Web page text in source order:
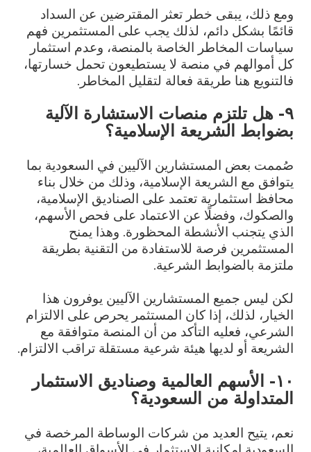
ومع ذلك، يبقى خطر تعثر المقترضين عن السداد
قائمًا بشكل دائم، لذلك يجب على المستثمرين فهم
سياسات المخاطر الخاصة بالمنصة، وعدم استثمار
كل أموالهم في منصة لا يستطيعون تحمل خسارتها،
فالتنويع هنا طريقة فعالة لتقليل المخاطر.
٩- هل تلتزم منصات الاستشارة الآلية
بضوابط الشريعة الإسلامية؟
صُممت بعض المستشارين الآليين في السعودية بما
يتوافق مع الشريعة الإسلامية، وذلك من خلال بناء
محافظ استثمارية تعتمد على الصناديق الإسلامية،
والصكوك، وفضلًا عن الاعتماد على فحص الأسهم،
الذي يتجنب الأنشطة المحظورة. وهذا يمنح
المستثمرين فرصة للاستفادة من التقنية بطريقة
ملتزمة بالضوابط الشرعية.
لكن ليس جميع المستشارين الآليين يوفرون هذا
الخيار، لذلك، إذا كان المستثمر يحرص على الالتزام
الشرعي، فعليه التأكد من أن المنصة متوافقة مع
الشريعة أو لديها هيئة شرعية مستقلة تراقب الالتزام.
١٠- الأسهم العالمية وصناديق الاستثمار
المتداولة من السعودية؟
نعم، يتيح العديد من شركات الوساطة المرخصة في